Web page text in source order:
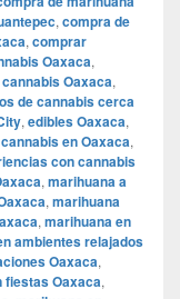
, compra de
, comprar
Oaxaca,
Oaxaca,
de cannabis cerca
, edibles Oaxaca,
en Oaxaca,
con cannabis
, marihuana a
, marihuana
, marihuana en
ambientes relajados
Oaxaca,
fiestas Oaxaca,